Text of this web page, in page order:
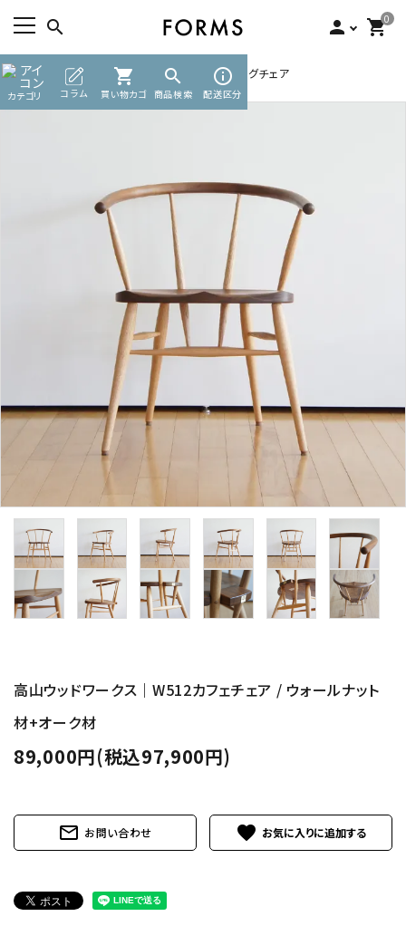
search person 0
shopping_cart
カテゴリ コラム
shopping_cart
買い物カゴ
search
商品検索
info_outline
配送区分
ACCOUNT MENU
ようこそ ゲスト 様
search
カテゴリーから探す
インフォメーション
TOP チェア・ベンチ・スツール ダイニングチェア
高山ウッドワークス｜W512カフェチェア / ウォールナット
材+オーク材
89,000円(税込97,900円)
mail_outline お問い合わせ favorite